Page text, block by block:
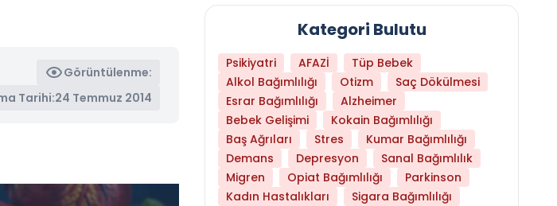
Görüntülenme:
Tarihi:24 Temmuz 2014
Kategori Bulutu
Psikiyatri AFAZİ
Tüp Bebek
Alkol Bağımlılığı
Otizm
Saç Dökülmesi
Esrar Bağımlılığı
Alzheimer
Bebek Gelişimi
Kokain Bağımlılığı
Baş Ağrıları
Stres
Kumar Bağımlılığı
Demans
Depresyon
Sanal Bağımlılık
Migren
Opiat Bağımlılığı
Parkinson
Kadın Hastalıkları
Sigara Bağımlılığı